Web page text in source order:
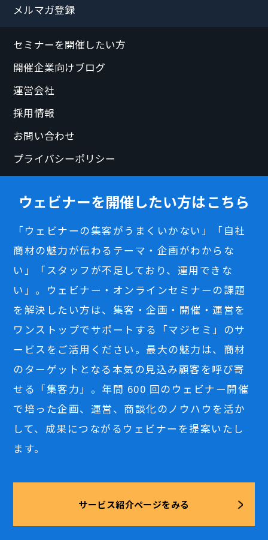
メルマガ登録
セミナーを開催したい方
開催企業向けブログ
運営会社
採用情報
お問い合わせ
プライバシーポリシー
ウェビナーを開催したい方はこちら
「ウェビナーの集客がうまくいかない」「自社
商材の魅力が伝わるテーマ・企画がわからな
い」「スタッフが不足しており、運用できな
い」。ウェビナー・オンラインセミナーの課題
を解決したい方は、集客・企画・開催・運営を
ワンストップでサポートする「マジセミ」のサ
ービスをご活用ください。最大の魅力は、商材
のターゲットとなる本気の見込み顧客を呼び寄
せる「集客力」。年間 600 回のウェビナー開催
で培った企画、運営、商談化のノウハウを活か
して、成果につながるウェビナーを提案いたし
ます。
サービス紹介ページをみる